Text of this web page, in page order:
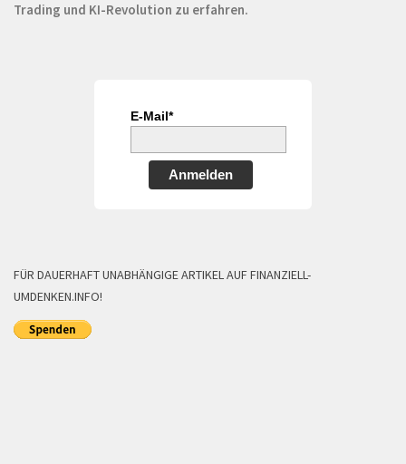
Trading und KI-Revolution zu erfahren.
E-Mail*
Anmelden
FÜR DAUERHAFT UNABHÄNGIGE ARTIKEL AUF FINANZIELL-
UMDENKEN.INFO!